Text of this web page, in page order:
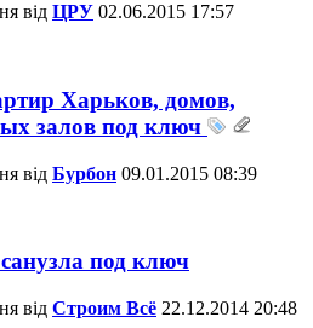
від ЦРУ 02.06.2015 17:57
Харьков, домов,
залов под ключ
від Бурбон 09.01.2015 08:39
под ключ
від Строим Всё 22.12.2014 20:48